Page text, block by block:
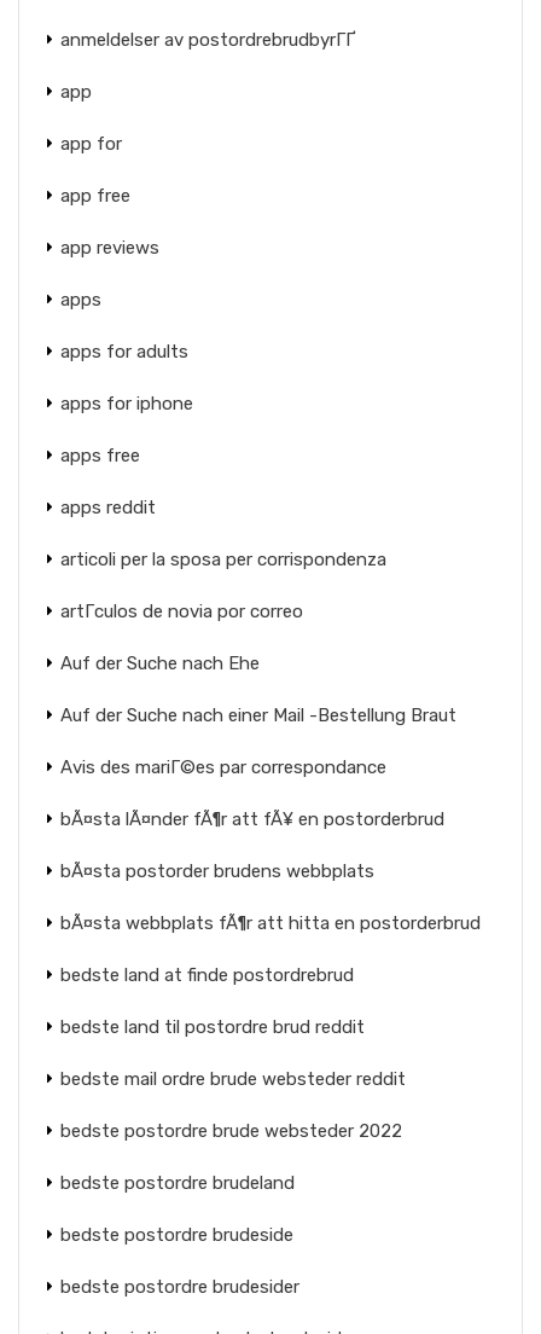
anmeldelser av postordrebrudbyrГҐ
app
app for
app free
app reviews
apps
apps for adults
apps for iphone
apps free
apps reddit
articoli per la sposa per corrispondenza
artГ­culos de novia por correo
Auf der Suche nach Ehe
Auf der Suche nach einer Mail -Bestellung Braut
Avis des mariГ©es par correspondance
bÃ¤sta lÃ¤nder fÃ¶r att fÃ¥ en postorderbrud
bÃ¤sta postorder brudens webbplats
bÃ¤sta webbplats fÃ¶r att hitta en postorderbrud
bedste land at finde postordrebrud
bedste land til postordre brud reddit
bedste mail ordre brude websteder reddit
bedste postordre brude websteder 2022
bedste postordre brudeland
bedste postordre brudeside
bedste postordre brudesider